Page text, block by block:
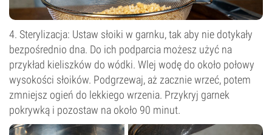
4. Sterylizacja: Ustaw słoiki w garnku, tak aby nie dotykały
bezpośrednio dna. Do ich podparcia możesz użyć na
przykład kieliszków do wódki. Wlej wodę do około połowy
wysokości słoików. Podgrzewaj, aż zacznie wrzeć, potem
zmniejsz ogień do lekkiego wrzenia. Przykryj garnek
pokrywką i pozostaw na około 90 minut.